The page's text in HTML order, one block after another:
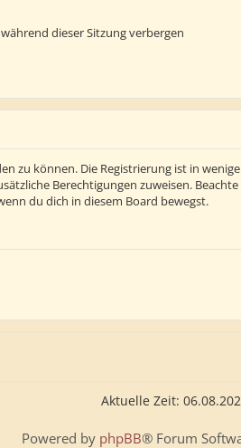
dieser Sitzung verbergen
zu können. Die Registrierung ist in
Berechtigungen zuweisen.
du dich in diesem Board bewegst.
Aktuelle Zeit:
Powered by phpBB® Forum